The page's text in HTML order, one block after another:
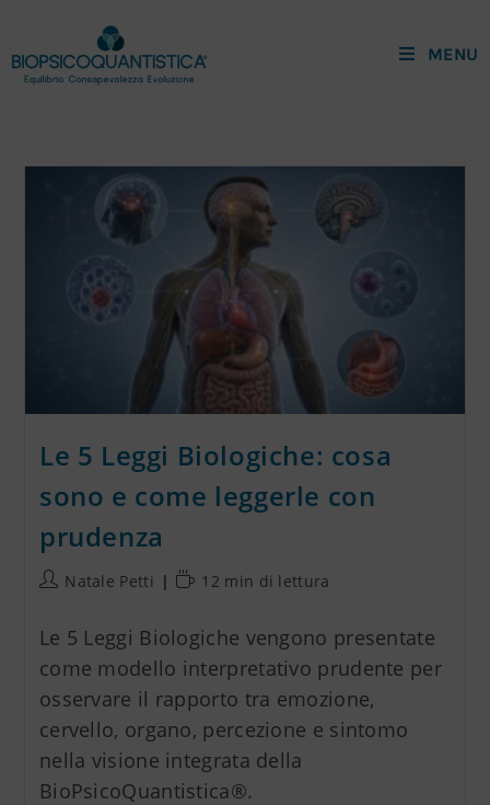
MENU
Le 5 Leggi Biologiche: cosa
sono e come leggerle con
prudenza
Natale Petti 12 min di lettura
Le 5 Leggi Biologiche vengono presentate
come modello interpretativo prudente per
osservare il rapporto tra emozione,
cervello, organo, percezione e sintomo
nella visione integrata della
BioPsicoQuantistica®.